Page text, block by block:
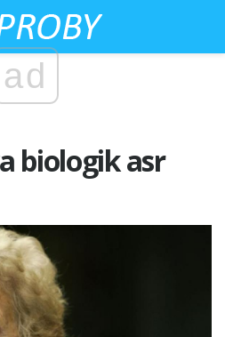
ad
biologik asr